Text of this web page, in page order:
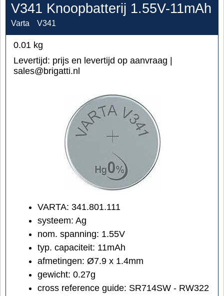
V341 Knoopbatterij 1.55V-11mAh
Varta V341
0.01 kg
Levertijd: prijs en levertijd op aanvraag |
sales@brigatti.nl
VARTA: 341.801.111
systeem: Ag
nom. spanning: 1.55V
typ. capaciteit: 11mAh
afmetingen: Ø7.9 x 1.4mm
gewicht: 0.27g
cross reference guide: SR714SW - RW322